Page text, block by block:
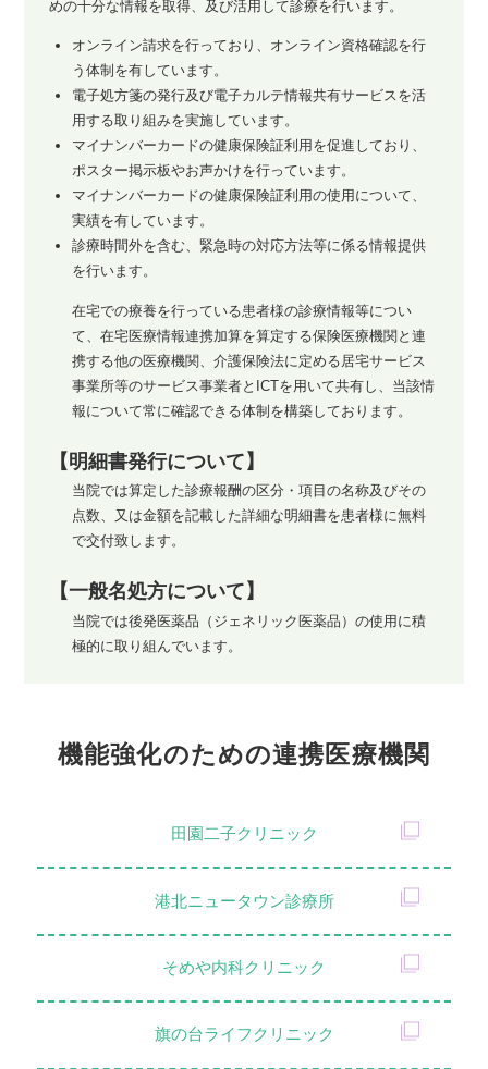
めの十分な情報を取得、及び活用して診療を行います。
オンライン請求を行っており、オンライン資格確認を行
う体制を有しています。
電子処方箋の発行及び電子カルテ情報共有サービスを活
用する取り組みを実施しています。
マイナンバーカードの健康保険証利用を促進しており、
ポスター掲示板やお声かけを行っています。
マイナンバーカードの健康保険証利用の使用について、
実績を有しています。
診療時間外を含む、緊急時の対応方法等に係る情報提供
を行います。
在宅での療養を行っている患者様の診療情報等につい
て、在宅医療情報連携加算を算定する保険医療機関と連
携する他の医療機関、介護保険法に定める居宅サービス
事業所等のサービス事業者とICTを用いて共有し、当該情
報について常に確認できる体制を構築しております。
【明細書発行について】
当院では算定した診療報酬の区分・項目の名称及びその
点数、又は金額を記載した詳細な明細書を患者様に無料
で交付致します。
【一般名処方について】
当院では後発医薬品（ジェネリック医薬品）の使用に積
極的に取り組んでいます。
機能強化のための連携医療機関
田園二子クリニック
港北ニュータウン診療所
そめや内科クリニック
旗の台ライフクリニック